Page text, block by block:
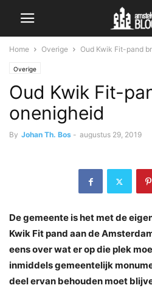
Home Overige Oud Kwik Fit-pand
Overige
Oud Kwik Fit-
onenigheid
By Johan Th. Bos - augustus 29, 2019
De gemeente is het met de
Kwik Fit pand aan de
eens over wat er op die plek
inmiddels gemeentelijk
deel ervan behouden moet